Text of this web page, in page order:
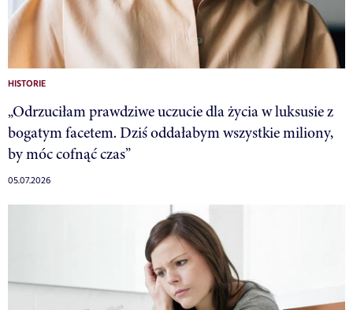
HISTORIE
„Odrzuciłam prawdziwe uczucie dla życia w luksusie z
bogatym facetem. Dziś oddałabym wszystkie miliony,
by móc cofnąć czas”
05.07.2026